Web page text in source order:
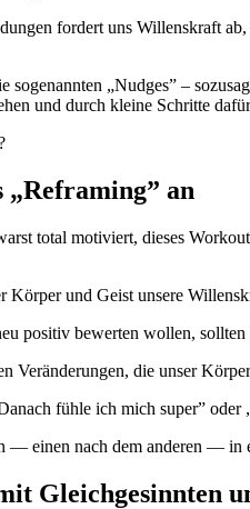
fordert uns Willenskraft
sogenannten „Nudges” –
und durch kleine Schritte
„Reframing” an
total motiviert, dieses
Körper und Geist unsere
positiv bewerten wollen,
Veränderungen, die unser
fühle ich mich super”
— einen nach dem anderen — in
Gleichgesinnten